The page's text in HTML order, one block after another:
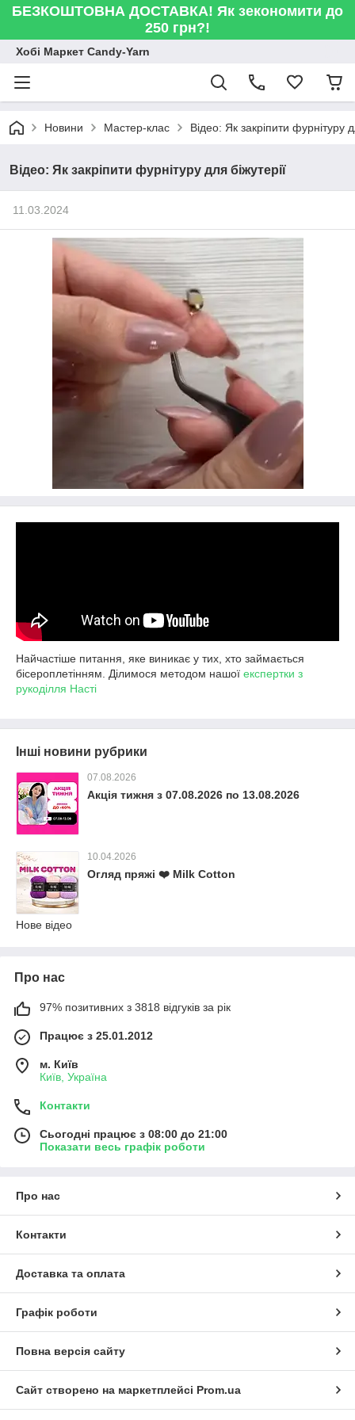
БЕЗКОШТОВНА ДОСТАВКА! Як зекономити до
250 грн?!
Хобі Маркет Candy-Yarn
Новини Мастер-клас Відео: Як закріпити фурнітуру
Відео: Як закріпити фурнітуру для біжутерії
11.03.2024
Найчастіше питання, яке виникає у тих, хто займається
бісероплетінням. Ділимося методом нашої експертки з
рукоділля Насті
Інші новини рубрики
07.08.2026
Акція тижня з 07.08.2026 по 13.08.2026
10.04.2026
Огляд пряжі ❤️ Milk Cotton
Нове відео
Про нас
97% позитивних з 3818 відгуків за рік
Працює з 25.01.2012
м. Київ
Київ, Україна
Контакти
Сьогодні працює з 08:00 до 21:00
Показати весь графік роботи
Про нас
Контакти
Доставка та оплата
Графік роботи
Повна версія сайту
Сайт створено на маркетплейсі Prom.ua